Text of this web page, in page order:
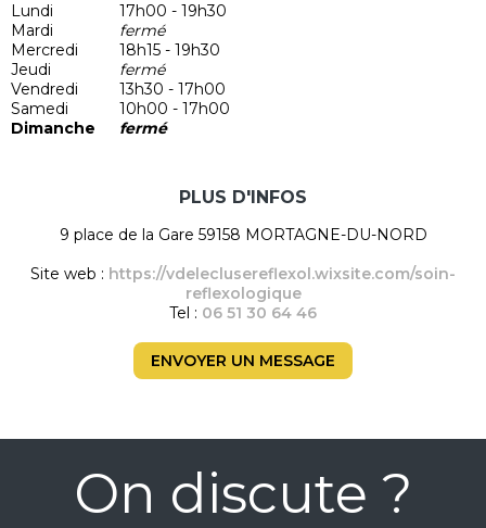
Lundi
17h00 - 19h30
Mardi
fermé
Mercredi
18h15 - 19h30
Jeudi
fermé
Vendredi
13h30 - 17h00
Samedi
10h00 - 17h00
Dimanche
fermé
PLUS D'INFOS
9 place de la Gare 59158 MORTAGNE-DU-NORD
Site web : https://vdeleclusereflexol.wixsite.com/soin-
reflexologique
Tel : 06 51 30 64 46
ENVOYER UN MESSAGE
On discute ?